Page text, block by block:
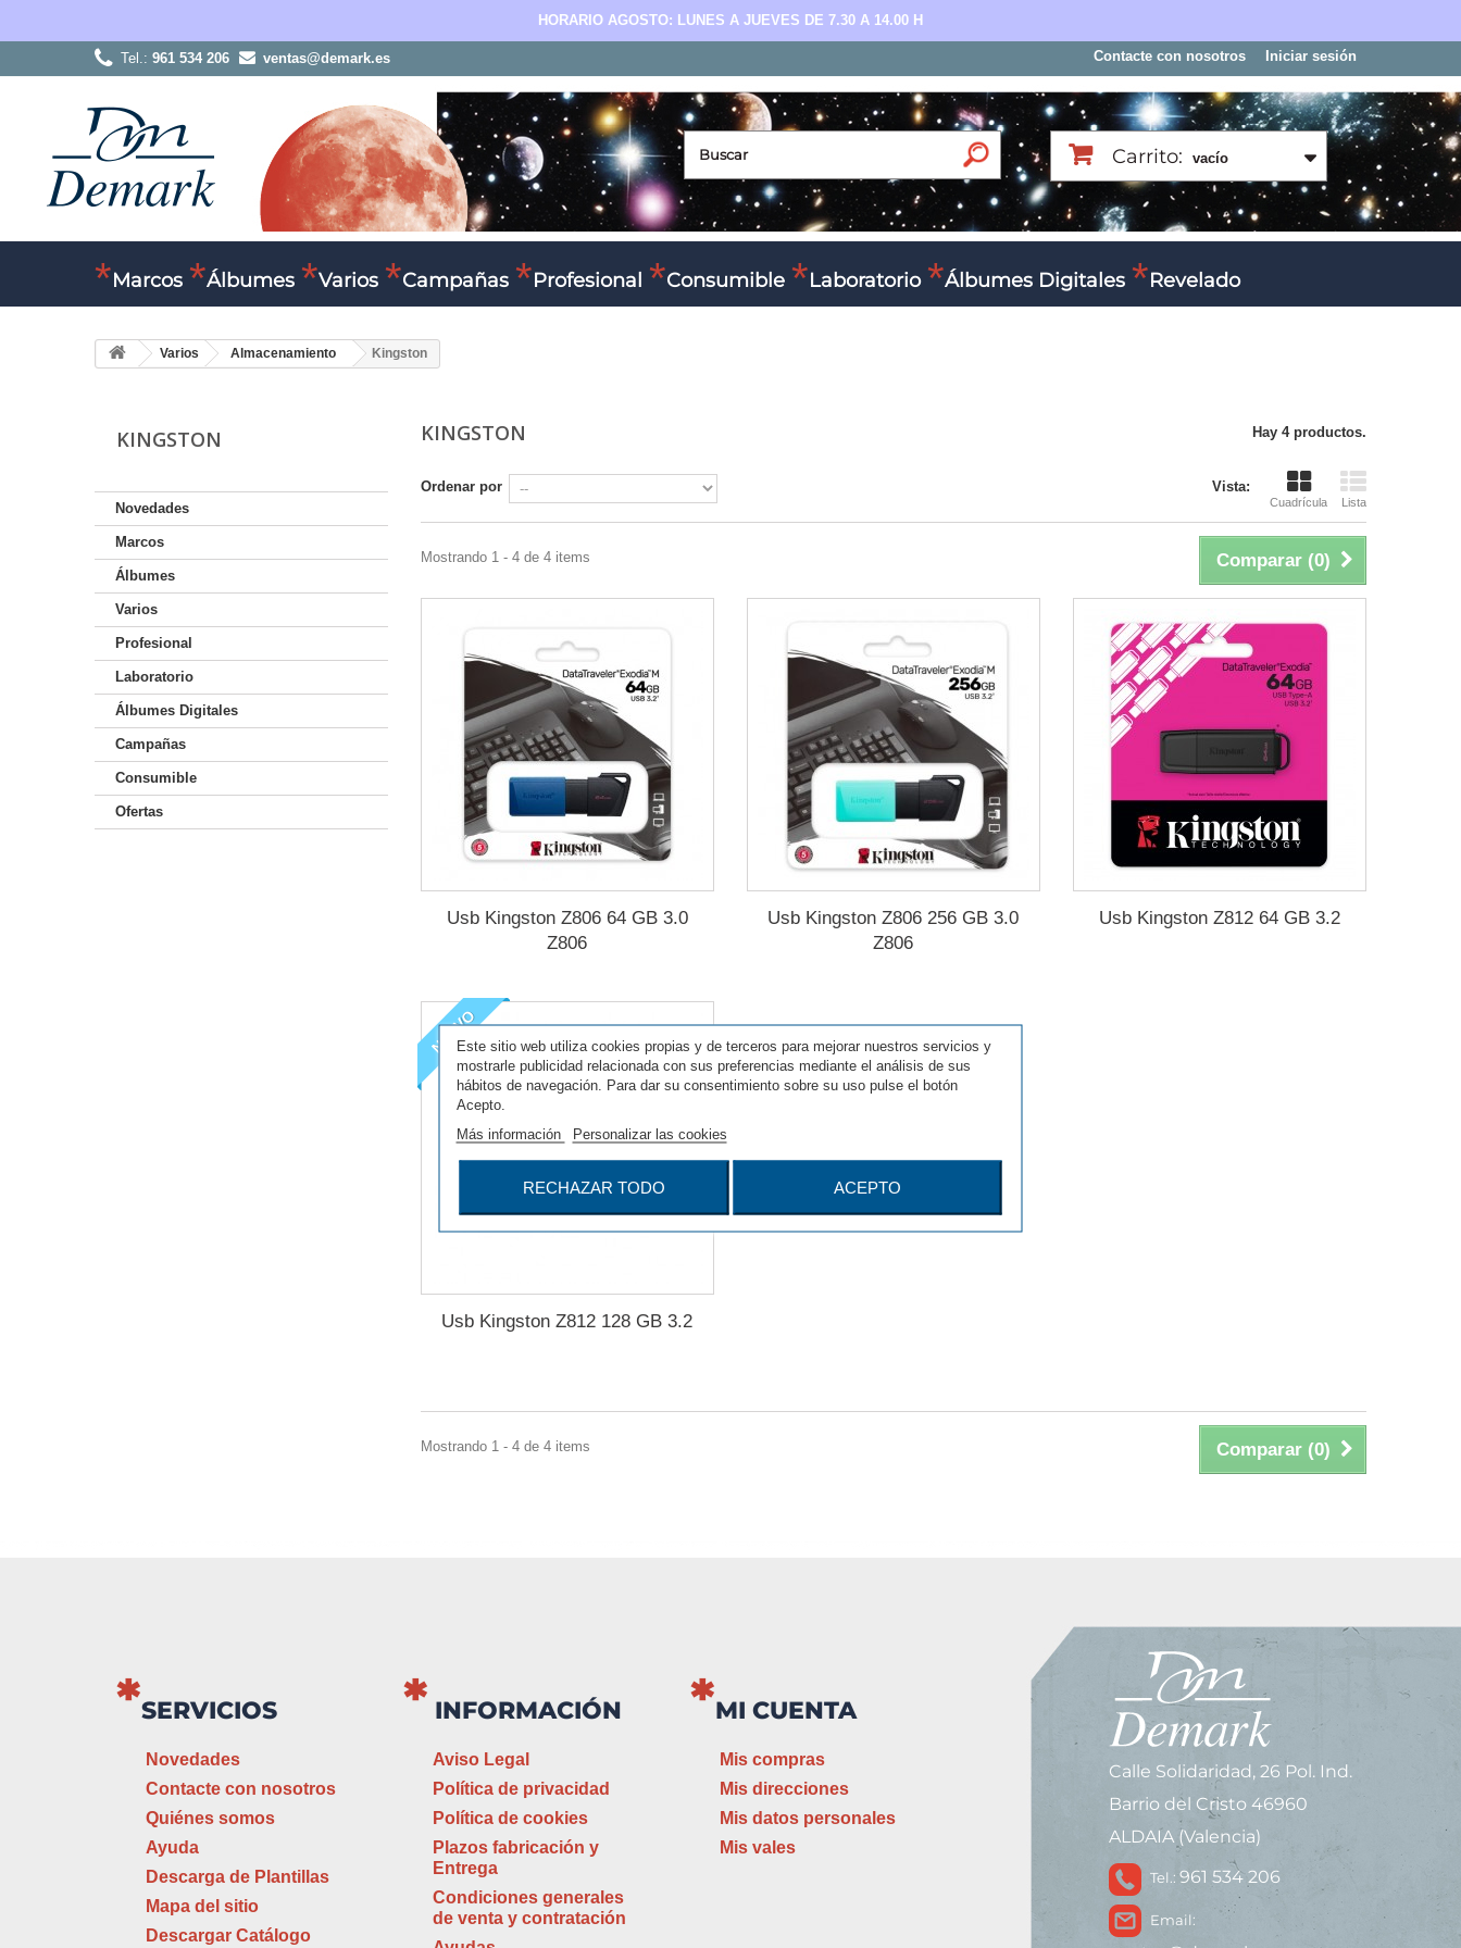
HORARIO AGOSTO: LUNES A JUEVES DE 7.30 A 14.00 H
Iniciar sesión
Contacte con nosotros
Tel.: 961 534 206 ventas@demark.es
Carrito: vacío
Marcos Álbumes Varios Campañas Profesional Consumible Laboratorio Álbumes Digitales Revelado
Este sitio web utiliza cookies propias y de terceros para mejorar nuestros servicios y
mostrarle publicidad relacionada con sus preferencias mediante el análisis de sus
hábitos de navegación. Para dar su consentimiento sobre su uso pulse el botón
Acepto.
Más información
Personalizar las cookies
RECHAZAR TODO ACEPTO
Varios Almacenamiento Kingston
KINGSTON
Novedades
Marcos
Álbumes
Varios
Profesional
Laboratorio
Álbumes Digitales
Campañas
Consumible
Ofertas
KINGSTON Hay 4 productos.
Vista:
Cuadrícula Lista
Ordenar por
Comparar (0)
Mostrando 1 - 4 de 4 items
Usb Kingston Z806 64 GB 3.0
Z806
Usb Kingston Z806 256 GB 3.0
Z806
Usb Kingston Z812 64 GB 3.2
NUEVO
Usb Kingston Z812 128 GB 3.2
Comparar (0)
Mostrando 1 - 4 de 4 items
SERVICIOS
Novedades
Contacte con nosotros
Quiénes somos
Ayuda
Descarga de Plantillas
Mapa del sitio
Descargar Catálogo
INFORMACIÓN
Aviso Legal
Política de privacidad
Política de cookies
Plazos fabricación y
Entrega
Condiciones generales
de venta y contratación
MI CUENTA
Mis compras
Mis direcciones
Mis datos personales
Mis vales
Calle Solidaridad, 26 Pol. Ind.
Barrio del Cristo 46960
ALDAIA (Valencia)
Tel.: 961 534 206
Email: